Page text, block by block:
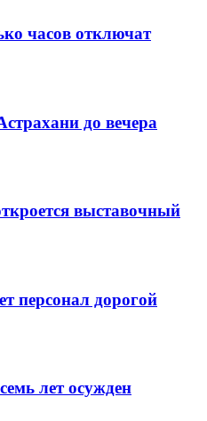
часов отключат
до вечера
выставочный
персонал дорогой
лет осужден